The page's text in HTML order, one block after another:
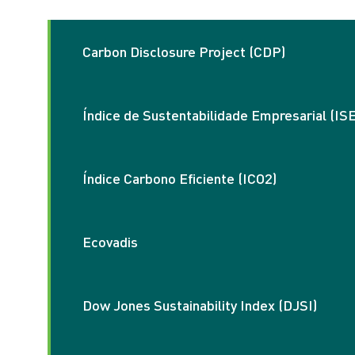
Carbon Disclosure Project (CDP)
Visa a divulgação de
Índice de Sustentabilidade Empresarial
Índice da Bolsa de
Índice Carbono Eficiente (ICO2)
Ecovadis
Plataforma que avalia e
Dow Jones Sustainability Index (DJSI)